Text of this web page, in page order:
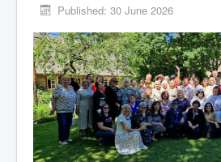
Published: 30 June 2026